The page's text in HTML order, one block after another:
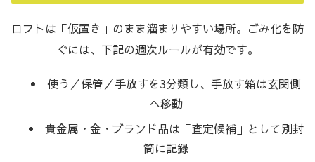
ロフトは「仮置き」のまま溜まりやすい場所。ごみ化を防
ぐには、下記の週次ルールが有効です。
使う／保管／手放すを3分類し、手放す箱は玄関側
へ移動
貴金属・金・ブランド品は「査定候補」として別封
筒に記録